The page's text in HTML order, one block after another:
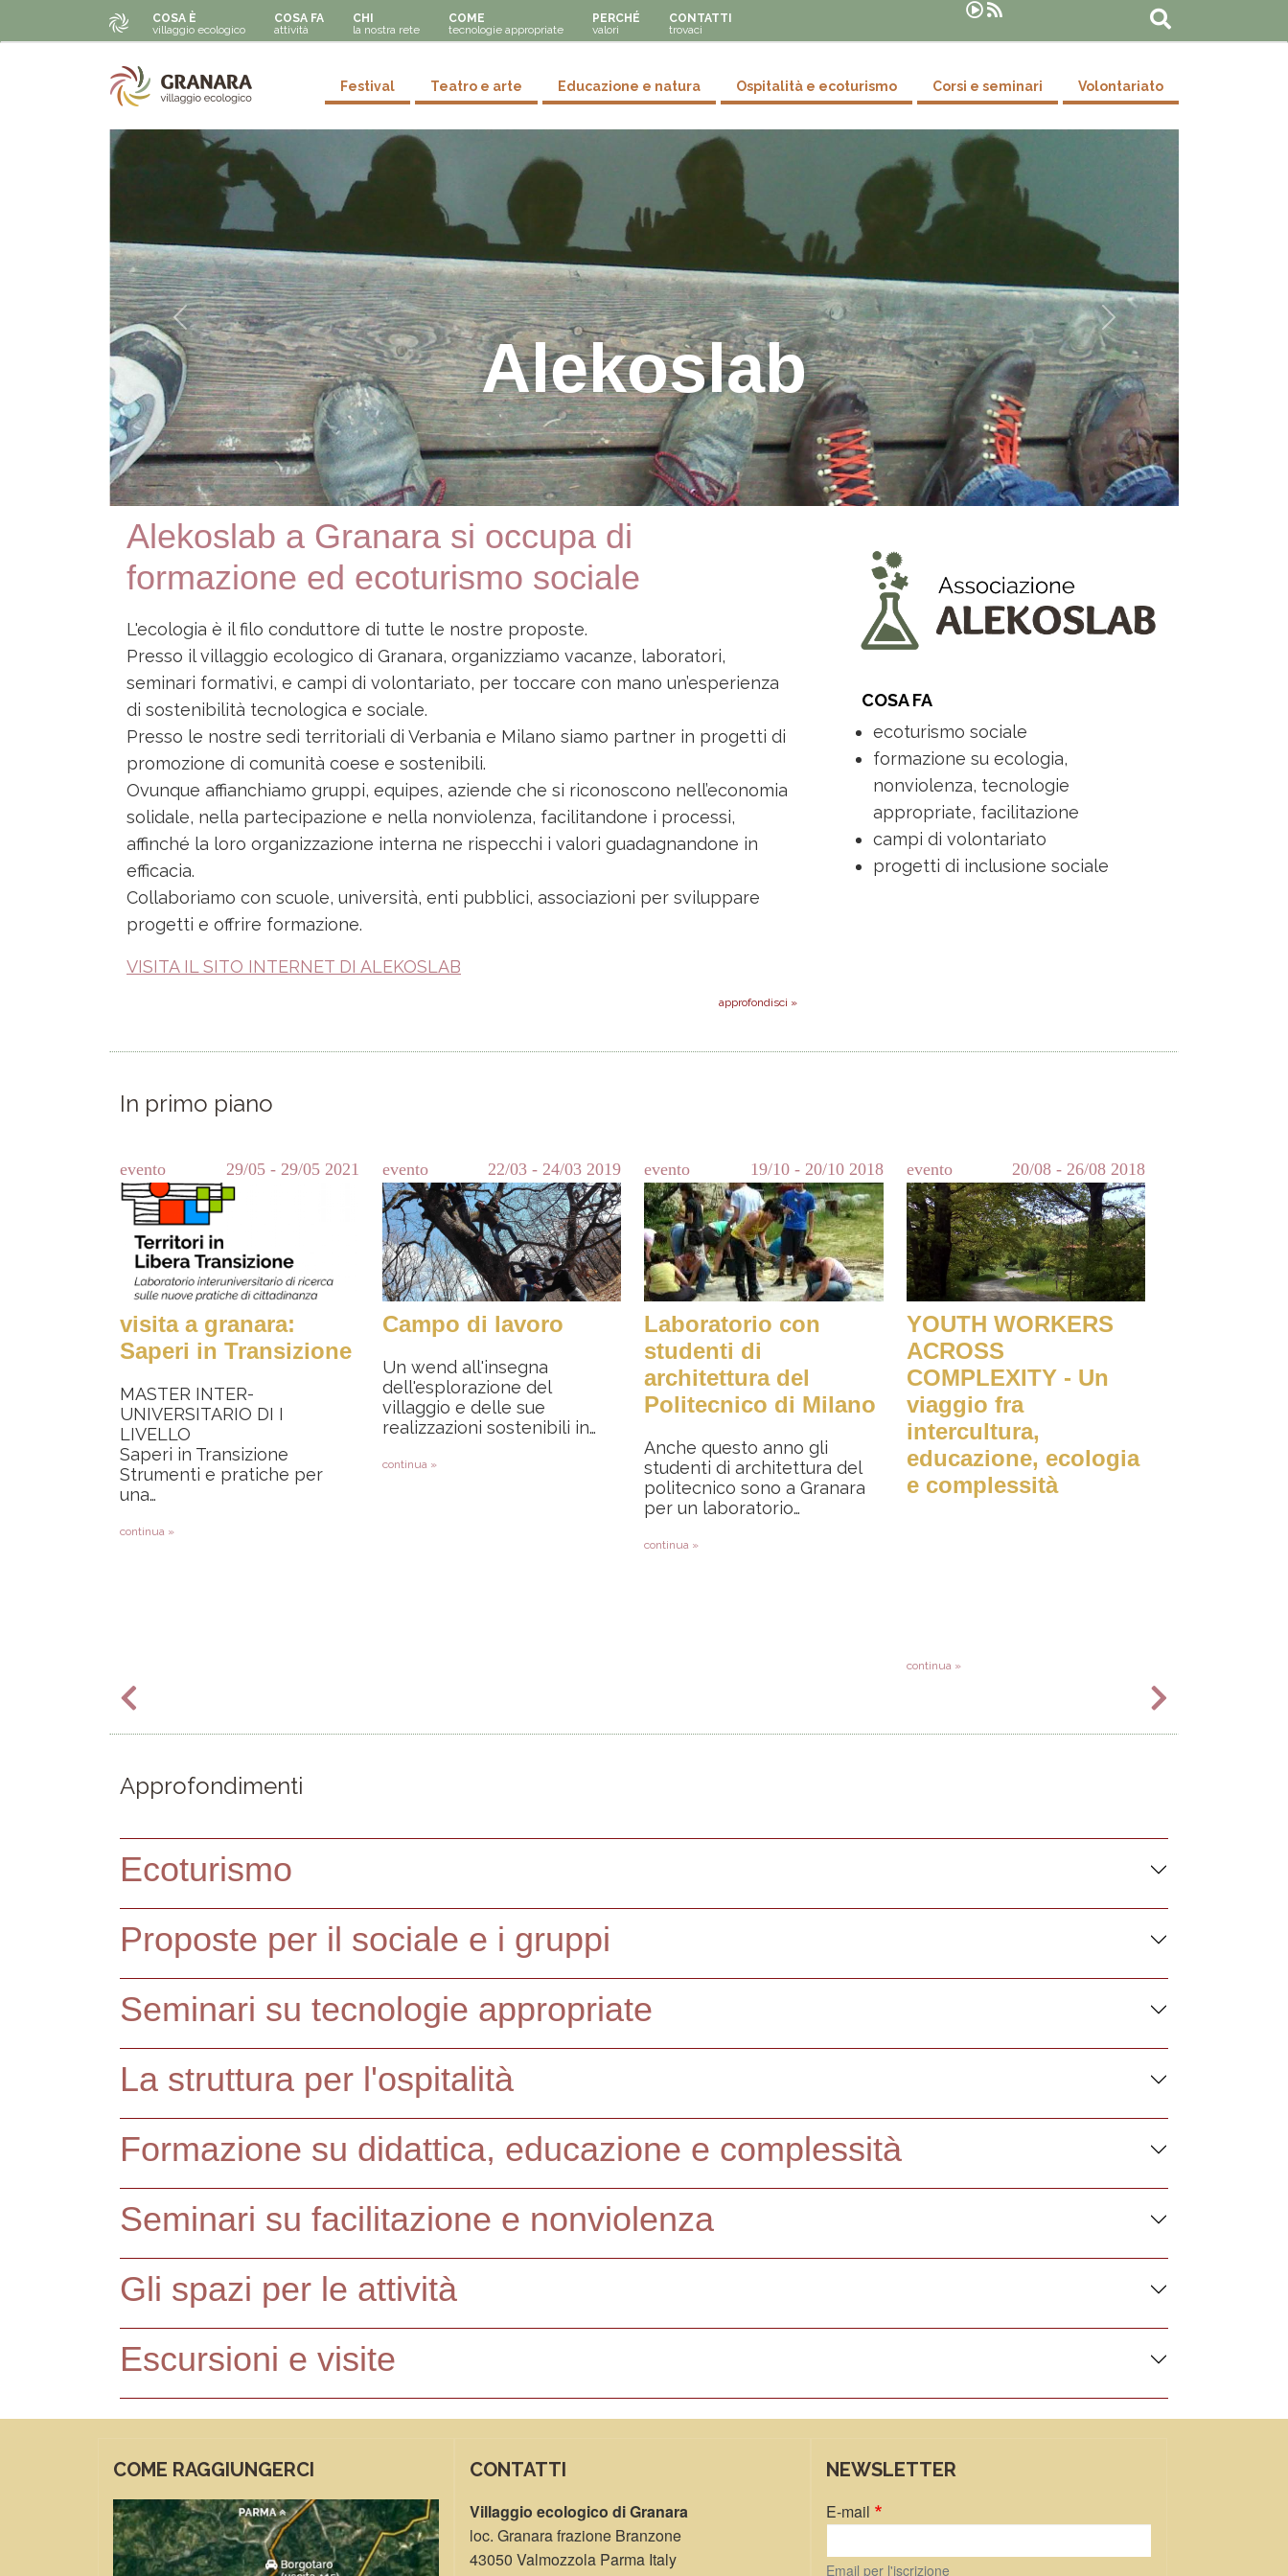
Salta al contenuto principale
Navigazione principale
COSA È
villaggio ecologico
COSA FA
attività
CHI
la nostra rete
COME
tecnologie appropriate
PERCHÉ
valori
CONTATTI
trovaci
Secondary menu
Festival Teatro e arte Educazione e natura Ospitalità e ecoturismo Corsi e seminari Volontariato
Alekoslab
Precedente Successivo
Alekoslab a Granara si occupa di
formazione ed ecoturismo sociale
L'ecologia è il filo conduttore di tutte le nostre proposte.
Presso il villaggio ecologico di Granara, organizziamo vacanze, laboratori,
seminari formativi, e campi di volontariato, per toccare con mano un’esperienza
di sostenibilità tecnologica e sociale.
Presso le nostre sedi territoriali di Verbania e Milano siamo partner in progetti di
promozione di comunità coese e sostenibili.
Ovunque affianchiamo gruppi, equipes, aziende che si riconoscono nell’economia
solidale, nella partecipazione e nella nonviolenza, facilitandone i processi,
affinché la loro organizzazione interna ne rispecchi i valori guadagnandone in
efficacia.
Collaboriamo con scuole, università, enti pubblici, associazioni per sviluppare
progetti e offrire formazione.
VISITA IL SITO INTERNET DI ALEKOSLAB
approfondisci »
COSA FA
ecoturismo sociale
formazione su ecologia,
nonviolenza, tecnologie
appropriate, facilitazione
campi di volontariato
progetti di inclusione sociale
In primo piano
evento 29/05- 29/05 2021
visita a granara:
Saperi in Transizione
MASTER INTER-
UNIVERSITARIO DI I
LIVELLO
Saperi in Transizione
Strumenti e pratiche per
una…
continua »
evento 22/03 - 24/03 2019
Campo di lavoro
Un wend all'insegna
dell'esplorazione del
villaggio e delle sue
realizzazioni sostenibili in…
continua »
evento 19/10- 20/10 2018
Laboratorio con
studenti di
architettura del
Politecnico di Milano
Anche questo anno gli
studenti di architettura del
politecnico sono a Granara
per un laboratorio…
continua »
evento 20/08 - 26/08 2018
YOUTH WORKERS
ACROSS
COMPLEXITY - Un
viaggio fra
intercultura,
educazione, ecologia
e complessità
continua »
Paginazione
Approfondimenti
Ecoturismo
Proposte per il sociale e i gruppi
Seminari su tecnologie appropriate
La struttura per l'ospitalità
Formazione su didattica, educazione e complessità
Seminari su facilitazione e nonviolenza
Gli spazi per le attività
Escursioni e visite
COME RAGGIUNGERCI CONTATTI
Villaggio ecologico di Granara
loc. Granara frazione Branzone
43050 Valmozzola Parma Italy
NEWSLETTER
E-mail
Email per l'iscrizione